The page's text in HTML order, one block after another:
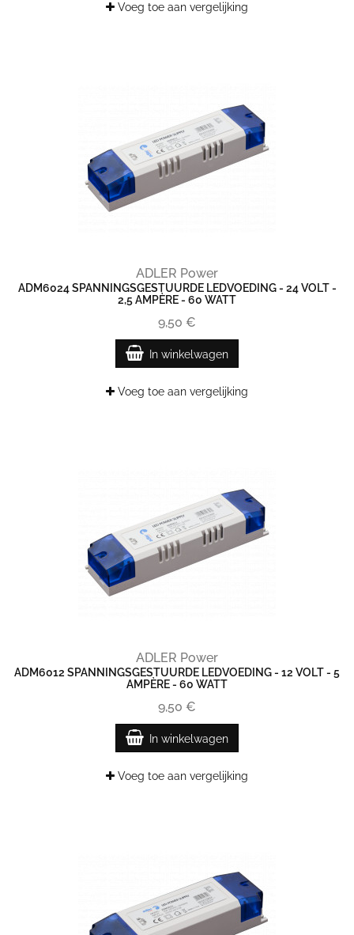
Voeg toe aan vergelijking
ADLER Power
ADM6024 SPANNINGSGESTUURDE LEDVOEDING - 24 VOLT -
2,5 AMPÈRE - 60 WATT
9,50 €
In winkelwagen
Voeg toe aan vergelijking
ADLER Power
ADM6012 SPANNINGSGESTUURDE LEDVOEDING - 12 VOLT - 5
AMPÈRE - 60 WATT
9,50 €
In winkelwagen
Voeg toe aan vergelijking